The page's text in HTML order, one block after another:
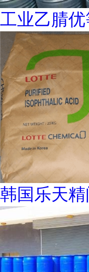
工业乙腈优
韩国乐天